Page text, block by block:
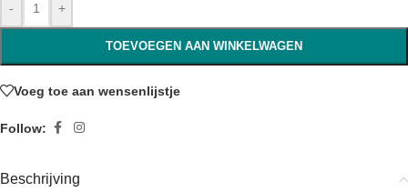
- +
TOEVOEGEN AAN WINKELWAGEN
Voeg toe aan wensenlijstje
Follow:
Beschrijving